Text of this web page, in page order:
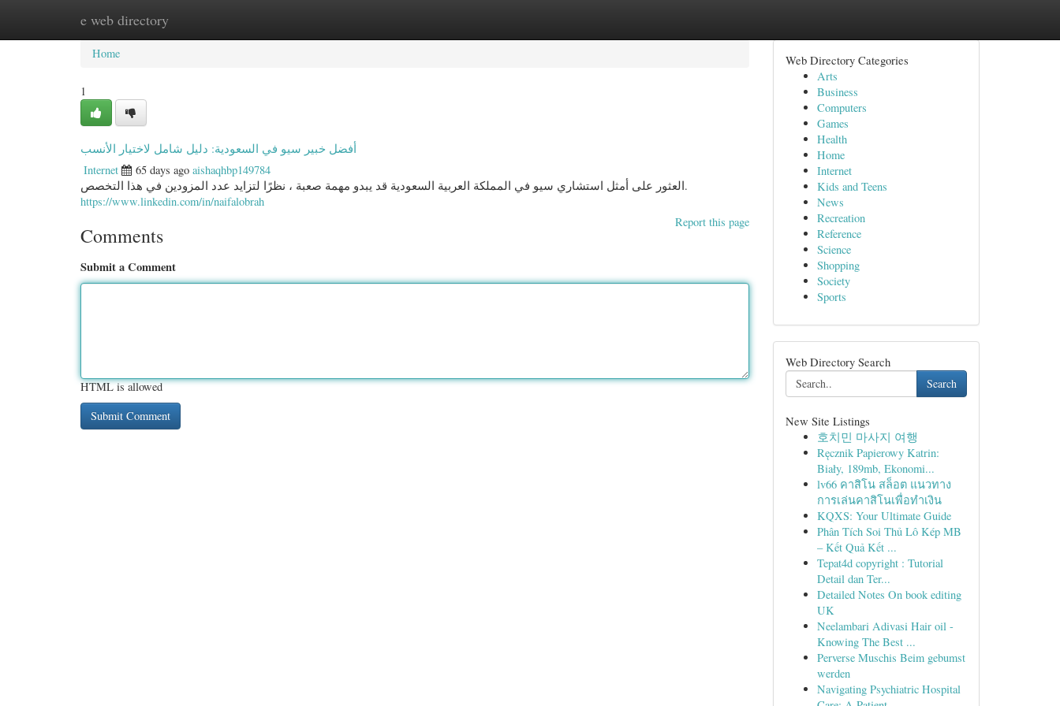
e web directory
Home New Site Listings
Home
1
أفضل خبير سيو في السعودية: دليل شامل لاختيار الأنسب
Internet 65 days ago aishaqhbp149784
العثور على أمثل استشاري سيو في المملكة العربية السعودية قد يبدو مهمة صعبة ، نظرًا لتزايد عدد المزودين في هذا التخصص.
https://www.linkedin.com/in/naifalobrah
Report this page
Comments
Submit a Comment
HTML is allowed
Web Directory Categories
Arts
Business
Computers
Games
Health
Home
Internet
Kids and Teens
News
Recreation
Reference
Science
Shopping
Society
Sports
Web Directory Search
Search
New Site Listings
호치민 마사지 여행
Ręcznik Papierowy Katrin:
Biały, 189mb, Ekonomi...
lv66 คาสิโน สล็อต แนวทาง
การเล่นคาสิโนเพื่อทำเงิน
KQXS: Your Ultimate Guide
Phân Tích Soi Thủ Lô Kép MB
– Kết Quả Kết ...
Tepat4d copyright : Tutorial
Detail dan Ter...
Detailed Notes On book editing
UK
Neelambari Adivasi Hair oil -
Knowing The Best ...
Perverse Muschis Beim gebumst
werden
Navigating Psychiatric Hospital